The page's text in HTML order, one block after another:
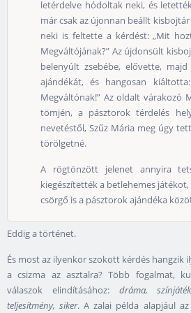
letérdelve hódoltak neki, és
már csak az újonnan beállt
neki is feltette a kérdést: „Mit
Megváltójának?” Az újdonsült
belenyúlt zsebébe, elővette,
ajándékát, és hangosan
Megváltónak!” Az oldalt várakozó
tömjén, a pásztorok térdelés
nevetéstől, Szűz Mária meg úgy
törölgetné.
A rögtönzött jelenet annyira
kiegészítették a betlehemes
csörgő is a pásztorok ajándéka
Eddig a történet.
És most az ilyenkor szokott kérdés hangzik
a csizma az asztalra? Több fogalmat,
válaszok elindításához: dráma,
teljesítmény, siker. A zalai példa alapjául